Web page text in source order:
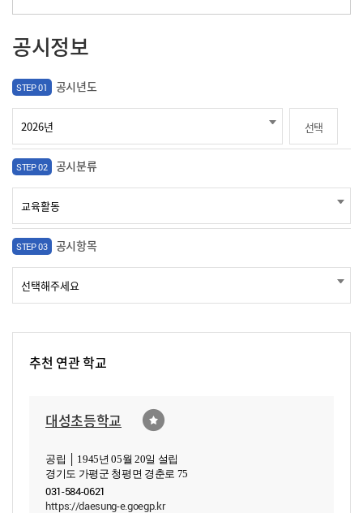
공시정보
STEP 01 공시년도
선택
STEP 02 공시분류
STEP 03 공시항목
추천 연관 학교
대성초등학교
공립 │ 1945년 05월 20일 설립
경기도 가평군 청평면 경춘로 75
031-584-0621
https://daesung-e.goegp.kr